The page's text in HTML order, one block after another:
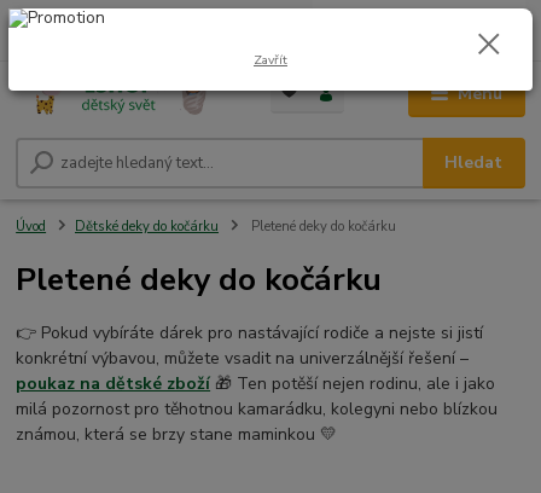
Menu
Hledat
+420 604 278 943 0,00 Kč
Úvod Dětské deky do kočárku Pletené deky do kočárku
Pletené deky do kočárku
👉 Pokud vybíráte dárek pro nastávající rodiče a nejste si jistí
konkrétní výbavou, můžete vsadit na univerzálnější řešení –
poukaz na dětské zboží 🎁 Ten potěší nejen rodinu, ale i jako
milá pozornost pro těhotnou kamarádku, kolegyni nebo blízkou
známou, která se brzy stane maminkou 💛
Zavřít